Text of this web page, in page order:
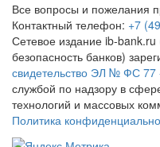
Все вопросы и пожелания
Контактный телефон: +7
Сетевое издание ib-
безопасность банков)
свидетельство ЭЛ № ФС 77
службой по надзору в
технологий и массовых
Политика